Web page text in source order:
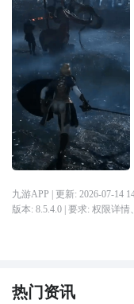
九游APP | 更新: 2026-07-14
版本: 8.5.4.0| 要求: 权限详情、
热门资讯